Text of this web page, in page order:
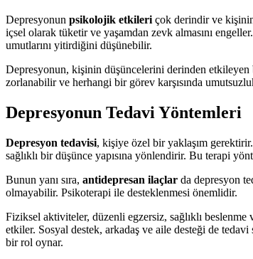
Depresyonun psikolojik etkileri çok derindir ve
içsel olarak tüketir ve yaşamdan zevk almasını engeller.
umutlarını yitirdiğini düşünebilir.
Depresyonun, kişinin düşüncelerini derinden
zorlanabilir ve herhangi bir görev karşısında
Depresyonun Tedavi Yöntemleri
Depresyon tedavisi, kişiye özel bir yaklaşım
sağlıklı bir düşünce yapısına yönlendirir. Bu terapi
Bunun yanı sıra, antidepresan ilaçlar da depresyon
olmayabilir. Psikoterapi ile desteklenmesi önemlidir.
Fiziksel aktiviteler, düzenli egzersiz, sağlıklı
etkiler. Sosyal destek, arkadaş ve aile desteği de
bir rol oynar.